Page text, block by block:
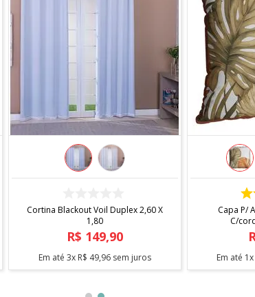
Fita Antiderrapante Para Tapetes
1,20m
R$ 12,90
Em até 1x R$ 12,90sem juros
Arara
Em até 3x